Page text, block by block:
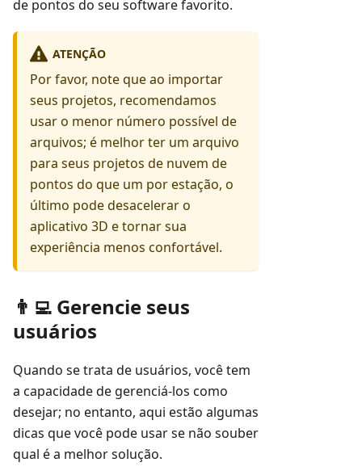
de pontos do seu software favorito.
ATENÇÃO
Por favor, note que ao importar
seus projetos, recomendamos
usar o menor número possível de
arquivos; é melhor ter um arquivo
para seus projetos de nuvem de
pontos do que um por estação, o
último pode desacelerar o
aplicativo 3D e tornar sua
experiência menos confortável.
👨‍💻 Gerencie seus
usuários
Quando se trata de usuários, você tem
a capacidade de gerenciá-los como
desejar; no entanto, aqui estão algumas
dicas que você pode usar se não souber
qual é a melhor solução.